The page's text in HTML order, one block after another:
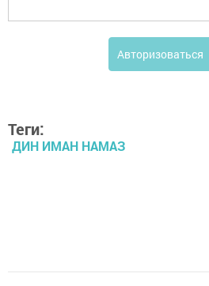
Авторизоваться
Теги:
ДИН ИМАН НАМАЗ